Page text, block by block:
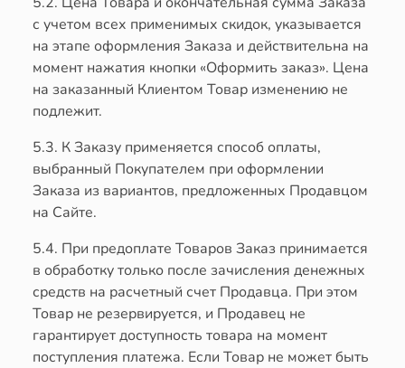
с учетом всех применимых скидок, указывается
на этапе оформления Заказа и действительна на
момент нажатия кнопки «Оформить заказ». Цена
на заказанный Клиентом Товар изменению не
подлежит.
5.3. К Заказу применяется способ оплаты,
выбранный Покупателем при оформлении
Заказа из вариантов, предложенных Продавцом
на Сайте.
5.4. При предоплате Товаров Заказ принимается
в обработку только после зачисления денежных
средств на расчетный счет Продавца. При этом
Товар не резервируется, и Продавец не
гарантирует доступность товара на момент
поступления платежа. Если Товар не может быть